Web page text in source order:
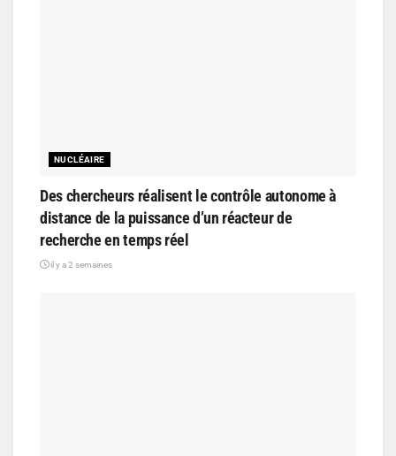
NUCLÉAIRE
Des chercheurs réalisent le contrôle autonome à
distance de la puissance d’un réacteur de
recherche en temps réel
il y a 2 semaines